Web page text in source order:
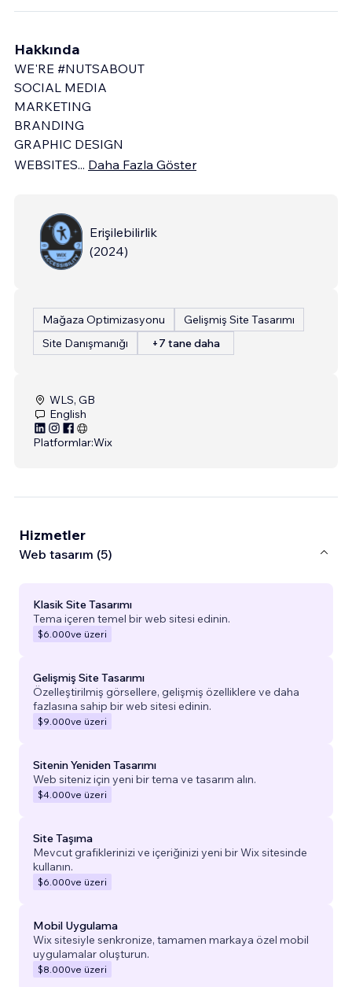
Hakkında
WE'RE #NUTSABOUT
SOCIAL MEDIA
MARKETING
BRANDING
GRAPHIC DESIGN
WEBSITES... Daha Fazla Göster
Erişilebilirlik
(2024)
Mağaza Optimizasyonu
Gelişmiş Site Tasarımı
Site Danışmanığı
+7 tane daha
WLS, GB
English
Platformlar:Wix
Hizmetler
Web tasarım (5)
Klasik Site Tasarımı
Tema içeren temel bir web sitesi edinin.
$6.000ve üzeri
Gelişmiş Site Tasarımı
Özelleştirilmiş görsellere, gelişmiş özelliklere ve daha
fazlasına sahip bir web sitesi edinin.
$9.000ve üzeri
Sitenin Yeniden Tasarımı
Web siteniz için yeni bir tema ve tasarım alın.
$4.000ve üzeri
Site Taşıma
Mevcut grafiklerinizi ve içeriğinizi yeni bir Wix sitesinde
kullanın.
$6.000ve üzeri
Mobil Uygulama
Wix sitesiyle senkronize, tamamen markaya özel mobil
uygulamalar oluşturun.
$8.000ve üzeri